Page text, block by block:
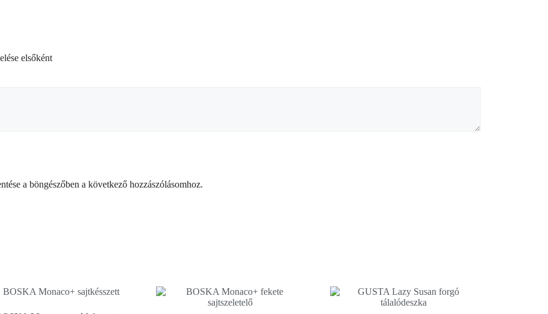
elsőként
a böngészőben a következő hozzászólásomhoz.